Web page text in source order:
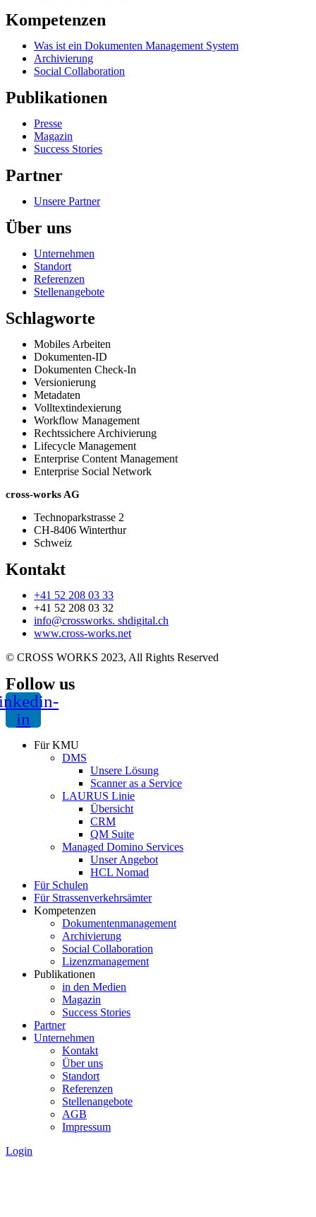
Kompetenzen
Was ist ein Dokumenten Management System
Archivierung
Social Collaboration
Publikationen
Presse
Magazin
Success Stories
Partner
Unsere Partner
Über uns
Unternehmen
Standort
Referenzen
Stellenangebote
Schlagworte
Mobiles Arbeiten
Dokumenten-ID
Dokumenten Check-In
Versionierung
Metadaten
Volltextindexierung
Workflow Management
Rechtssichere Archivierung
Lifecycle Management
Enterprise Content Management
Enterprise Social Network
cross-works AG
Technoparkstrasse 2
CH-8406 Winterthur
Schweiz
Kontakt
+41 52 208 03 33
+41 52 208 03 32
info@crossworks. shdigital.ch
www.cross-works.net
© CROSS WORKS 2023, All Rights Reserved
Follow us
in
Für KMU
DMS
Unsere Lösung
Scanner as a Service
LAURUS Linie
Übersicht
CRM
QM Suite
Managed Domino Services
Unser Angebot
HCL Nomad
Für Schulen
Für Strassenverkehrsämter
Kompetenzen
Dokumentenmanagement
Archivierung
Social Collaboration
Lizenzmanagement
Publikationen
in den Medien
Magazin
Success Stories
Partner
Unternehmen
Kontakt
Über uns
Standort
Referenzen
Stellenangebote
AGB
Impressum
Login